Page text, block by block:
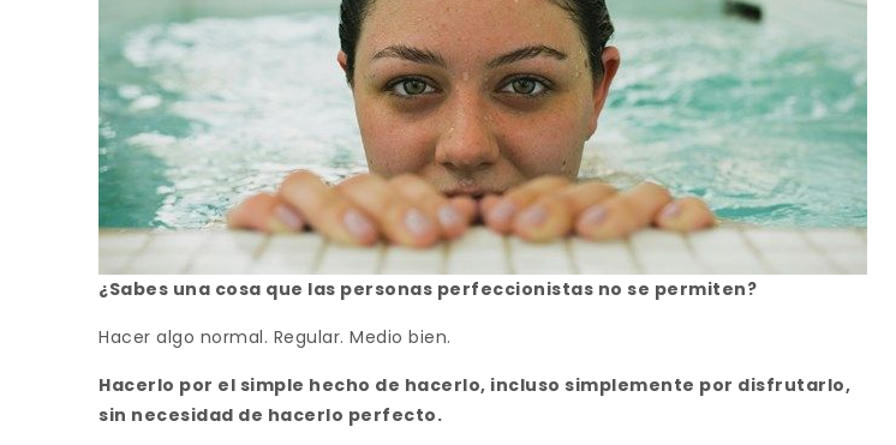
¿Sabes una cosa que las personas perfeccionistas no se permiten?
Hacer algo normal. Regular. Medio bien.
Hacerlo por el simple hecho de hacerlo, incluso simplemente por disfrutarlo,
sin necesidad de hacerlo perfecto.